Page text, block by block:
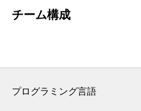
チーム構成
プログラミング言語